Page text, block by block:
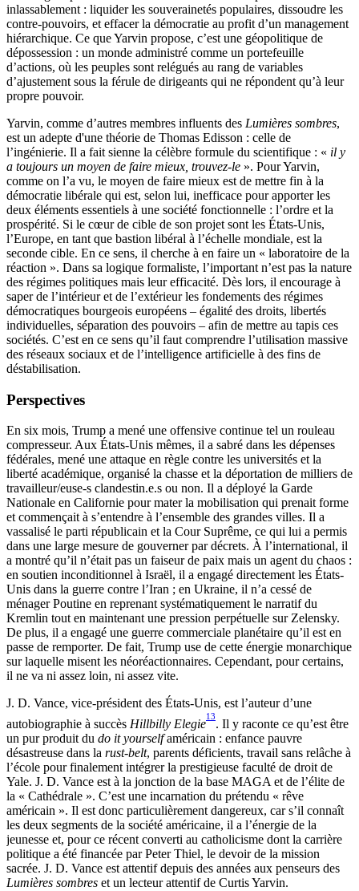
inlassablement : liquider les souverainetés populaires, dissoudre les
contre-pouvoirs, et effacer la démocratie au profit d’un management
hiérarchique. Ce que Yarvin propose, c’est une géopolitique de
dépossession : un monde administré comme un portefeuille
d’actions, où les peuples sont relégués au rang de variables
d’ajustement sous la férule de dirigeants qui ne répondent qu’à leur
propre pouvoir.
Yarvin, comme d’autres membres influents des Lumières sombres,
est un adepte d'une théorie de Thomas Edisson : celle de
l’ingénierie. Il a fait sienne la célèbre formule du scientifique : « il y
a toujours un moyen de faire mieux, trouvez-le ». Pour Yarvin,
comme on l’a vu, le moyen de faire mieux est de mettre fin à la
démocratie libérale qui est, selon lui, inefficace pour apporter les
deux éléments essentiels à une société fonctionnelle : l’ordre et la
prospérité. Si le cœur de cible de son projet sont les États-Unis,
l’Europe, en tant que bastion libéral à l’échelle mondiale, est la
seconde cible. En ce sens, il cherche à en faire un « laboratoire de la
réaction ». Dans sa logique formaliste, l’important n’est pas la nature
des régimes politiques mais leur efficacité. Dès lors, il encourage à
saper de l’intérieur et de l’extérieur les fondements des régimes
démocratiques bourgeois européens – égalité des droits, libertés
individuelles, séparation des pouvoirs – afin de mettre au tapis ces
sociétés. C’est en ce sens qu’il faut comprendre l’utilisation massive
des réseaux sociaux et de l’intelligence artificielle à des fins de
déstabilisation.
Perspectives
En six mois, Trump a mené une offensive continue tel un rouleau
compresseur. Aux États-Unis mêmes, il a sabré dans les dépenses
fédérales, mené une attaque en règle contre les universités et la
liberté académique, organisé la chasse et la déportation de milliers de
travailleur/euse-s clandestin.e.s ou non. Il a déployé la Garde
Nationale en Californie pour mater la mobilisation qui prenait forme
et commençait à s’entendre à l’ensemble des grandes villes. Il a
vassalisé le parti républicain et la Cour Suprême, ce qui lui a permis
dans une large mesure de gouverner par décrets. À l’international, il
a montré qu’il n’était pas un faiseur de paix mais un agent du chaos :
en soutien inconditionnel à Israël, il a engagé directement les États-
Unis dans la guerre contre l’Iran ; en Ukraine, il n’a cessé de
ménager Poutine en reprenant systématiquement le narratif du
Kremlin tout en maintenant une pression perpétuelle sur Zelensky.
De plus, il a engagé une guerre commerciale planétaire qu’il est en
passe de remporter. De fait, Trump use de cette énergie monarchique
sur laquelle misent les néoréactionnaires. Cependant, pour certains,
il ne va ni assez loin, ni assez vite.
J. D. Vance, vice-président des États-Unis, est l’auteur d’une
autobiographie à succès Hillbilly Elegie
13
. Il y raconte ce qu’est être
un pur produit du do it yourselfaméricain : enfance pauvre
désastreuse dans la rust-belt, parents déficients, travail sans relâche à
l’école pour finalement intégrer la prestigieuse faculté de droit de
Yale. J. D. Vance est à la jonction de la base MAGA et de l’élite de
la « Cathédrale ». C’est une incarnation du prétendu « rêve
américain ». Il est donc particulièrement dangereux, car s’il connaît
les deux segments de la société américaine, il a l’énergie de la
jeunesse et, pour ce récent converti au catholicisme dont la carrière
politique a été financée par Peter Thiel, le devoir de la mission
sacrée. J. D. Vance est attentif depuis des années aux penseurs des
Lumières sombres et un lecteur attentif de Curtis Yarvin.